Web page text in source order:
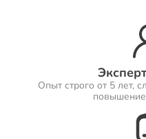
Опыт строго от 5 лет,
Ремонт
Ремонт